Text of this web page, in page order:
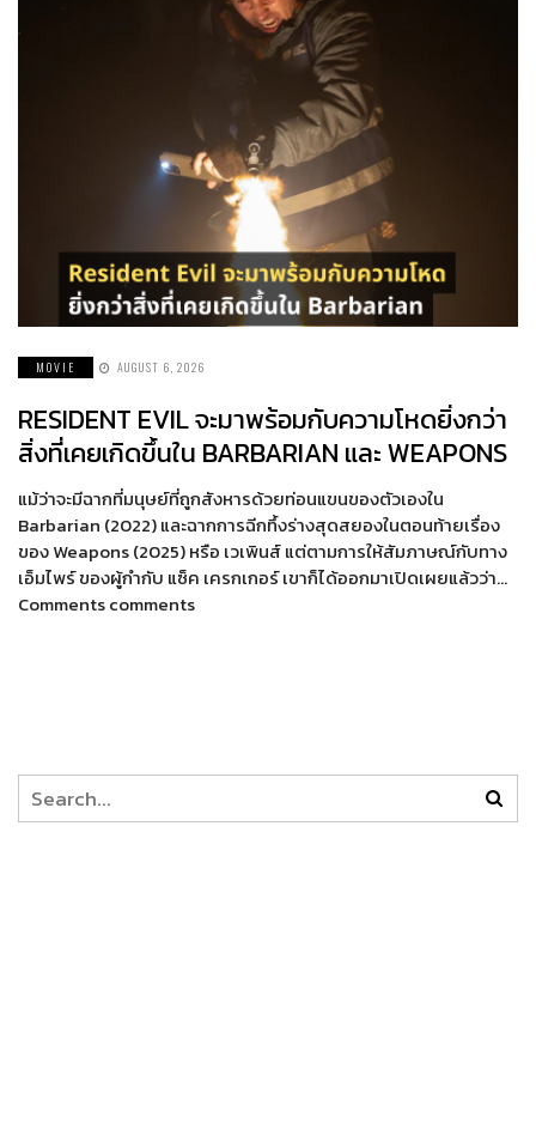
MOVIE AUGUST 6, 2026
RESIDENT EVIL จะมาพร้อมกับความโหดยิ่งกว่า
สิ่งที่เคยเกิดขึ้นใน BARBARIAN และ WEAPONS
แม้ว่าจะมีฉากที่มนุษย์ที่ถูกสังหารด้วยท่อนแขนของตัวเองใน
Barbarian (2022) และฉากการฉีกทึ้งร่างสุดสยองในตอนท้ายเรื่อง
ของ Weapons (2025) หรือ เวเพินส์ แต่ตามการให้สัมภาษณ์กับทาง
เอ็มไพร์ ของผู้กำกับ แซ็ค เครกเกอร์ เขาก็ได้ออกมาเปิดเผยแล้วว่า…
Comments comments